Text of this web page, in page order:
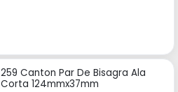
259 Canton Par De Bisagra Ala
Corta 124mmx37mm